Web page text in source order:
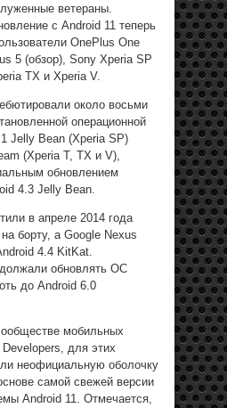
ветераны.
с Android 11 теперь
OnePlus One
5 (обзор), Sony Xperia SP
TX и Xperia V.
около восьми
операционной
Jelly Bean (Xperia SP)
(Xperia T, TX и V),
обновлением
4.3 Jelly Bean.
в апреле 2014 года
борту, а Google Nexus
4.4 KitKat.
обновлять ОС
до Android 6.0
мобильных
Developers, для этих
неофициальную оболочку
самой свежей версии
Android 11. Отмечается,